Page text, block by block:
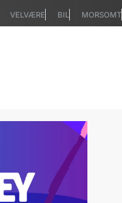
VELVÆRE BIL MORSOMT